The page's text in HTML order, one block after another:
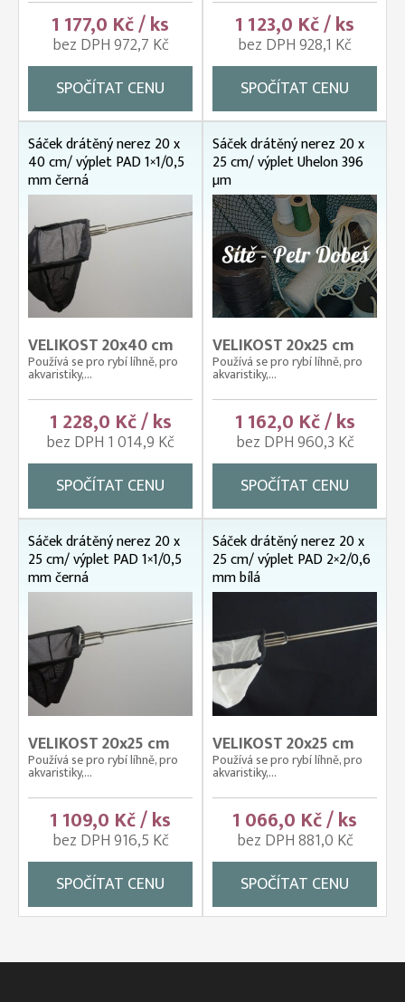
1 177,0 Kč / ks
bez DPH 972,7 Kč
SPOČÍTAT CENU
1 123,0 Kč / ks
bez DPH 928,1 Kč
SPOČÍTAT CENU
Sáček drátěný nerez 20 x
40 cm/ výplet PAD 1×1/0,5
mm černá
VELIKOST 20x40 cm
Používá se pro rybí líhně, pro
akvaristiky,...
1 228,0 Kč / ks
bez DPH 1 014,9 Kč
SPOČÍTAT CENU
Sáček drátěný nerez 20 x
25 cm/ výplet Uhelon 396
µm
VELIKOST 20x25 cm
Používá se pro rybí líhně, pro
akvaristiky,...
1 162,0 Kč / ks
bez DPH 960,3 Kč
SPOČÍTAT CENU
Sáček drátěný nerez 20 x
25 cm/ výplet PAD 1×1/0,5
mm černá
VELIKOST 20x25 cm
Používá se pro rybí líhně, pro
akvaristiky,...
1 109,0 Kč / ks
bez DPH 916,5 Kč
SPOČÍTAT CENU
Sáček drátěný nerez 20 x
25 cm/ výplet PAD 2×2/0,6
mm bílá
VELIKOST 20x25 cm
Používá se pro rybí líhně, pro
akvaristiky,...
1 066,0 Kč / ks
bez DPH 881,0 Kč
SPOČÍTAT CENU